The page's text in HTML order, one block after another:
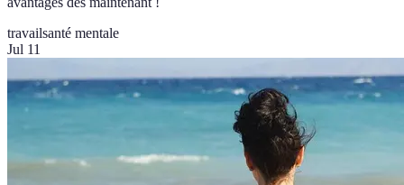
travailsanté mentale
Jul 11